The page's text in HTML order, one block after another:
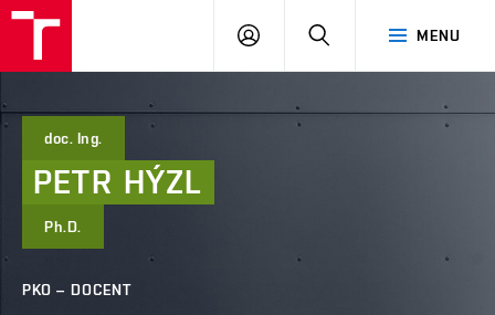
Brno
MENU
PŘIHLÁSIT
doc. Ing.
PETR HÝZL
Ph.D.
PKO – DOCENT